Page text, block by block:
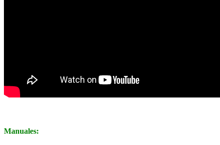
Manuales: